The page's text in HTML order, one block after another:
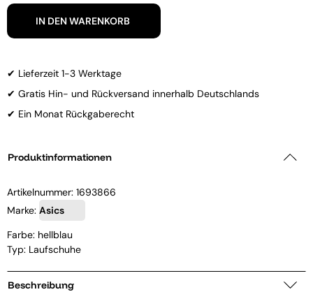
IN DEN WARENKORB
✔ Lieferzeit 1-3 Werktage
✔ Gratis Hin- und Rückversand innerhalb Deutschlands
✔ Ein Monat Rückgaberecht
Produktinformationen
Artikelnummer: 1693866
Marke: Asics
Farbe: hellblau
Typ: Laufschuhe
Beschreibung